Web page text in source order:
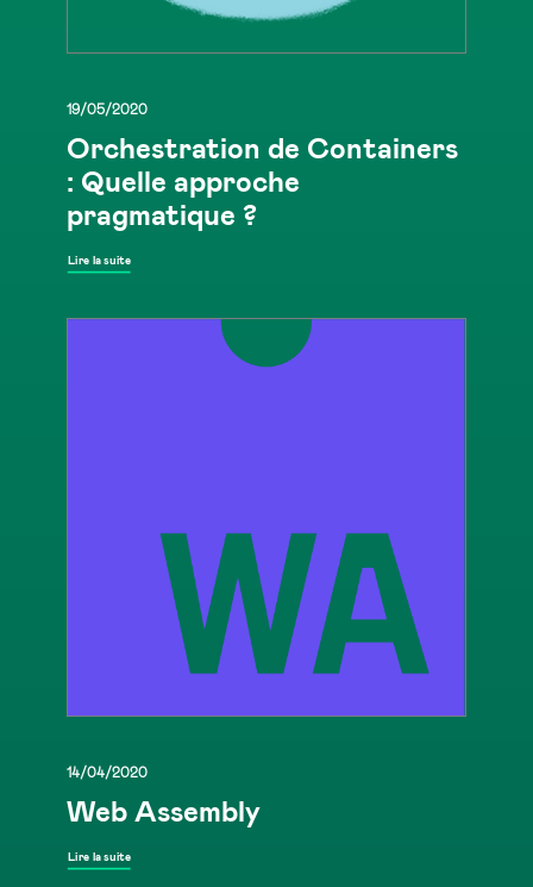
19/05/2020
Orchestration de Containers
: Quelle approche
pragmatique ?
Lire la suite
14/04/2020
Web Assembly
Lire la suite